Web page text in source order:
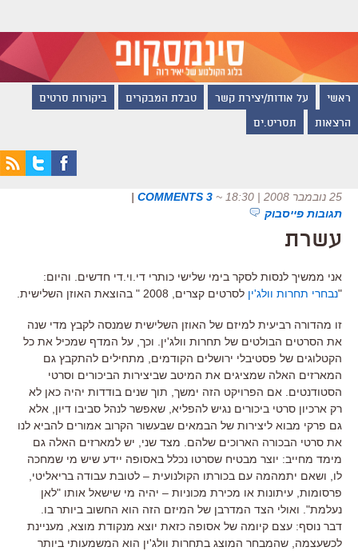
ראשי על אודות/יצירת קשר טבלת המבקרים ביקורות סרטים
הרצאות תסריט.ים
25 נובמבר 2008 | 18:30 ~
3 COMMENTS
|
תגובות פייסבוק
עשרת
אני ממשיך לנסות לסקר בימי שלישי כותרי די.וי.די חדשים. והיום:
"נבחרי תחרות וולג'ין לסרטים קצרים, 2008 " בהוצאת האוזן השלישית.
זו מהדורה רביעית למיזם של האוזן השלישית שמנסה לקבץ מדי שנה
את הסרטים הבולטים של תחרות וולג'ין. וכך, על המדף שמכיל את כל
הקטלוגים של פסטיבלי ירושלים הקודמים, מתחילים להתקבץ גם
המארזים האלה שמציגים את המיטב שביצירות הביכורים וסרטי
הסטודנטים. אם הפרויקט הזה ימשך, תוך שנים בודדות יהיה כאן לא
רק ארכיון סרטי ביכורים נגיש להפליא, שאפשר לנהל סביבו דיון, אלא
גם פרקי מבוא ליצירות של הבמאים שבעשור הקרוב אמורים להביא לנו
את סרטי הבכורה הארוכים שלהם. מצד שני, יש למארזים האלה גם
מימד מחייב: יוצר מבטיח שסרטו נכלל באסופה יידע שיש מי שמחכה
לו, ושאם יתמהמה עם בכורתו הקולנועית – לטובת עבודה בריאליטי,
פרסומות, עיתונות או מכירת מכוניות – יהיה מי שישאל אותו "לאן
נעלמת". ואולי הצד המדרבן של המיזם הזה הוא החשוב ביותר בו.
דבר נוסף: עצם קיומה של אסופה כזאת יוצא מנקודת מוצא, מעניינת
לכשעצמה, שהמבחר המוצג בתחרות וולג'ין הוא המשמעותי ביותר